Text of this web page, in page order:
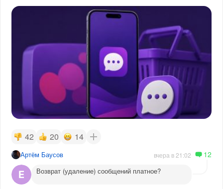
42 20 14
Артём Баусов вчера в 21:02 12
Возврат (удаление) сообщений платное?